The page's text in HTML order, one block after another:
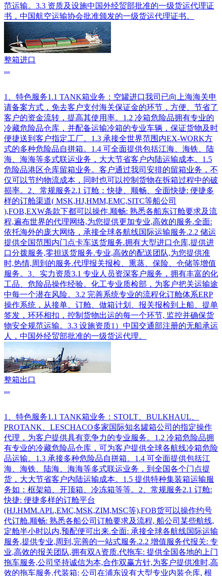
范运输。3.3 资质及设施中国外经贸部批准的一级货运代理证
书，中国航空运输协会批准颁发的一级货运代理证书。
整箱进口
...
1、特色服务1.1 TANK箱业务：空罐进口我司已向上海海关申
请备案方式，免去客户支付海关保证金的环节，方便、节省了
客户的资金流转，提高其使用率。1.2 冷箱危险品拥有专业的
冷藏危险品仓库，并配备运输冷箱的专业车辆，保证货物及时
便捷送到客户指定工厂。1.3 承接全世界范围内EX-WORK方
式的多种危险品自拼箱。1.4 可全面提供包括江海、海铁、陆
海、海海等多式联运业务，大大节省客户内陆运输成本。1.5
危险品港区仓库留箱业务。客户通过我司安排的留箱业务，不
仅可以节约物流成本，同时也可以控制货物在拆箱过程中的破
损率。2、常规服务2.1 订舱：快捷、顺畅、全面快捷: 便捷多
样的订舱渠道( MSK,HJ,HMM,EMC,SITC等船公司
),FOB,EXW条款下都可以操作.顺畅: 熟悉各船东订舱要求及流
程,遍布世界的代理网络,为您提供更加专业,高效的服务.全面:
依托海外的庞大网络，承接全球各航线国际运输服务.2.2 储运
提供全国范围内门点卡车送货服务.拥有大型进口仓库,提供进
口分拨服务,零担送货服务.专业,高效的配送团队,为您提供准
时,热情,周到的服务.代理报关报检、熏蒸、保险、仓储等增值
服务。3、实力资质3.1 专业人员资深客户服务，拥有丰富的化
工品、危险品操作经验。化工专业质检部，为客户把关运输途
中每一个潜在风险。3.2 完善系统专业的流程化订舱体系ERP
操作系统，从接单、订舱、做箱计划、报关报检到上船、提单
签发，环环相扣，控制货物出运的每一个环节, 监控并确保货
物安全规范运输。3.3 设施资质1）中国交通部注册的无船承运
人，中国外经贸部批准的一级货运代理。
整箱出口
...
1、特色服务1.1 TANK箱业务：STOLT、BULKHAUL、
PROTANK、LESCHACO多家国际知名罐箱公司的指定操作
代理，为客户提供具有竞争力的专业服务。1.2 冷箱危险品拥
有专业的冷藏危险品仓库，可为客户提供全球各航线冷箱危险
品运输。1.3 承接多种危险品自拼箱。1.4 可全面提供包括江
海、海铁、陆海、海海等多式联运业务，到全国各个门点提
货，大大节省客户内陆运输成本。1.5 提供特种集装箱运输服
务如：框架箱、开顶箱、冷冻箱等等。2、常规服务2.1 订舱:
快捷: 便捷多样的订舱平台
(HJ.HMM.APL,EMC,MSK,ZIM,MSC等),FOB货可以操作约号
代订舱.顺畅: 熟悉各船公司订舱要求及流程, 船公司某些航线,
定舱半小时以内,预配便可出来.全面: 承接全球各航线国际运输
服务,提供专业,周到,完善的一站式服务.2.2 增值服务代报关: 专
业,高效的报关团队,拥有双A资质.代拖车: 提供全国各地的上门
拖车服务,公司坚持诚信为本,合作双赢方针,为客户提供准时,高
效的拖车服务.代装箱: 公司在浦东设有大型专业内装仓库, 根